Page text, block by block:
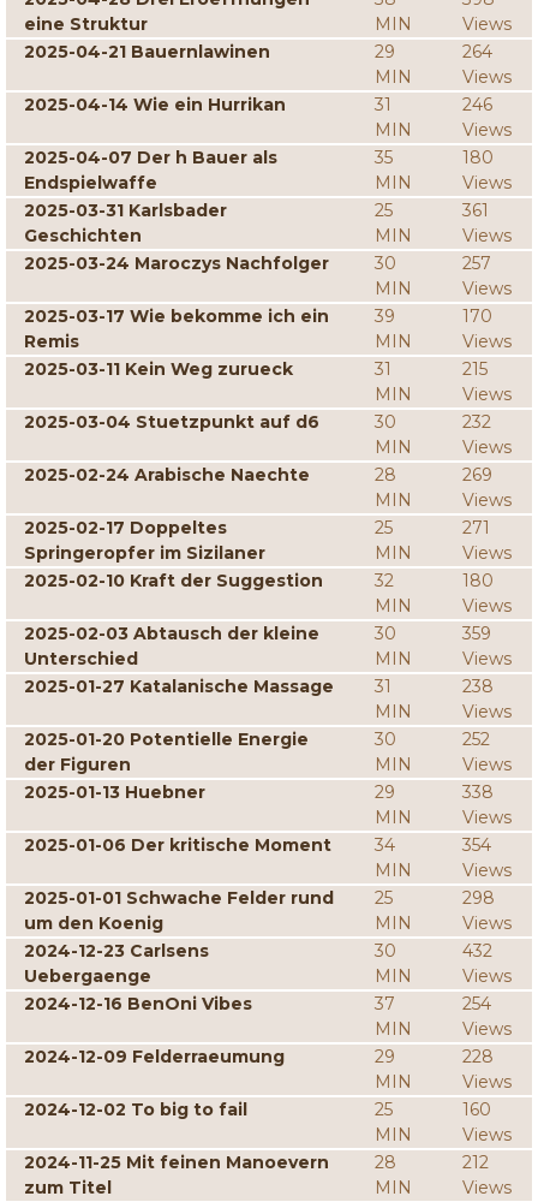
eine Struktur
MIN
Views
2025-04-21 Bauernlawinen
29
MIN
264
Views
2025-04-14 Wie ein Hurrikan
31
MIN
246
Views
2025-04-07 Der h Bauer als
Endspielwaffe
35
MIN
180
Views
2025-03-31 Karlsbader
Geschichten
25
MIN
361
Views
2025-03-24 Maroczys Nachfolger
30
MIN
257
Views
2025-03-17 Wie bekomme ich ein
Remis
39
MIN
170
Views
2025-03-11 Kein Weg zurueck
31
MIN
215
Views
2025-03-04 Stuetzpunkt auf d6
30
MIN
232
Views
2025-02-24 Arabische Naechte
28
MIN
269
Views
2025-02-17 Doppeltes
Springeropfer im Sizilaner
25
MIN
271
Views
2025-02-10 Kraft der Suggestion
32
MIN
180
Views
2025-02-03 Abtausch der kleine
Unterschied
30
MIN
359
Views
2025-01-27 Katalanische Massage
31
MIN
238
Views
2025-01-20 Potentielle Energie
der Figuren
30
MIN
252
Views
2025-01-13 Huebner
29
MIN
338
Views
2025-01-06 Der kritische Moment
34
MIN
354
Views
2025-01-01 Schwache Felder rund
um den Koenig
25
MIN
298
Views
2024-12-23 Carlsens
Uebergaenge
30
MIN
432
Views
2024-12-16 BenOni Vibes
37
MIN
254
Views
2024-12-09 Felderraeumung
29
MIN
228
Views
2024-12-02 To big to fail
25
MIN
160
Views
2024-11-25 Mit feinen Manoevern
zum Titel
28
MIN
212
Views